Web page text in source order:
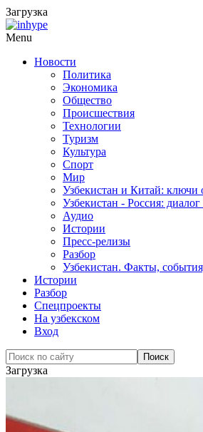
Загрузка
Menu
Новости
Политика
Экономика
Общество
Происшествия
Технологии
Туризм
Культура
Спорт
Мир
Узбекистан и Китай: ключи
Узбекистан - Россия: диалог
Аудио
Истории
Пресс-релизы
Разбор
Узбекистан. Факты,
Истории
Разбор
Спецпроекты
На узбекском
Вход
Загрузка